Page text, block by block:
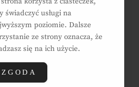
reprodukowania,
zdjęć bez zgody
© 2026
świadczyć usługi na
poziomie. Dalsze
ze strony oznacza, że
się na ich użycie.
ZGODA